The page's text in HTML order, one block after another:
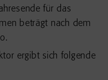
für das
beträgt nach dem
ergibt sich folgende